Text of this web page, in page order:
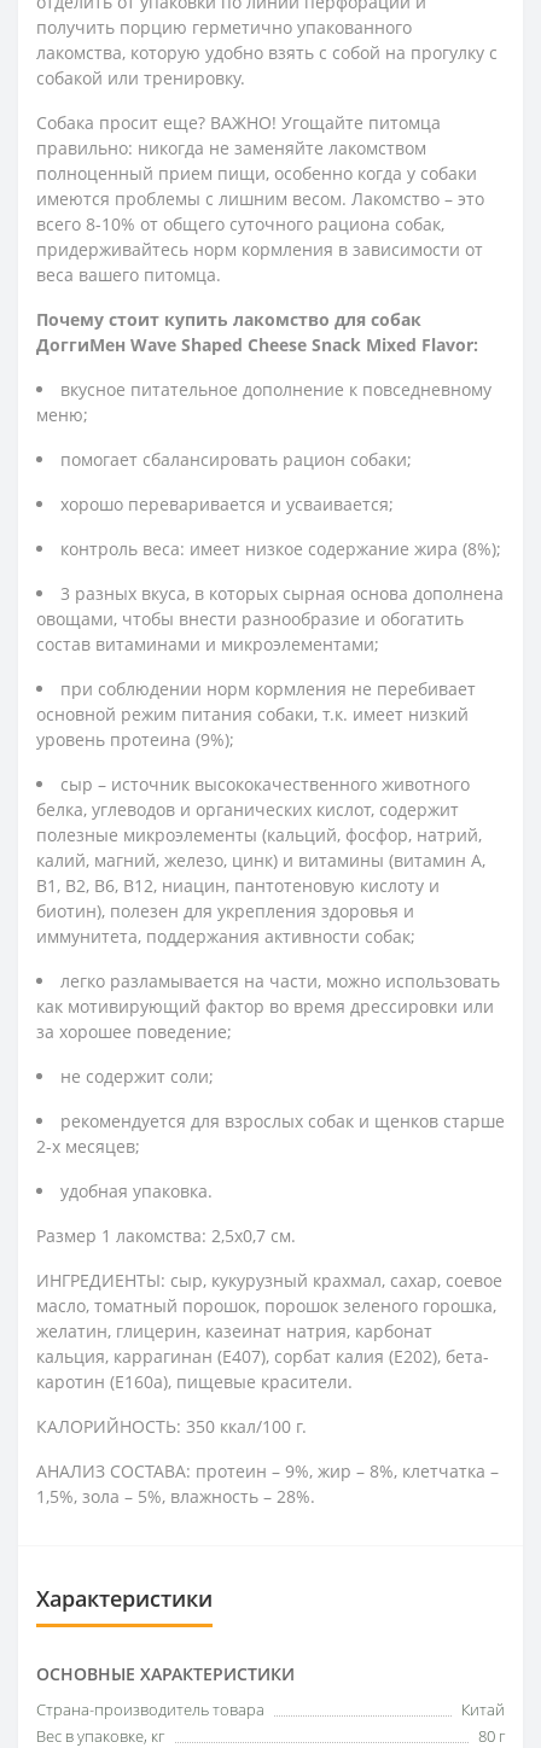
получить порцию герметично упакованного
лакомства, которую удобно взять с собой на прогулку с
собакой или тренировку.
Собака просит еще? ВАЖНО! Угощайте питомца
правильно: никогда не заменяйте лакомством
полноценный прием пищи, особенно когда у собаки
имеются проблемы с лишним весом. Лакомство – это
всего 8-10% от общего суточного рациона собак,
придерживайтесь норм кормления в зависимости от
веса вашего питомца.
Почему стоит купить лакомство для собак
ДоггиМен Wave Shaped Cheese Snack Mixed Flavor:
вкусное питательное дополнение к повседневному
меню;
помогает сбалансировать рацион собаки;
хорошо переваривается и усваивается;
контроль веса: имеет низкое содержание жира (8%);
3 разных вкуса, в которых сырная основа дополнена
овощами, чтобы внести разнообразие и обогатить
состав витаминами и микроэлементами;
при соблюдении норм кормления не перебивает
основной режим питания собаки, т.к. имеет низкий
уровень протеина (9%);
сыр – источник высококачественного животного
белка, углеводов и органических кислот, содержит
полезные микроэлементы (кальций, фосфор, натрий,
калий, магний, железо, цинк) и витамины (витамин А,
В1, В2, В6, В12, ниацин, пантотеновую кислоту и
биотин), полезен для укрепления здоровья и
иммунитета, поддержания активности собак;
легко разламывается на части, можно использовать
как мотивирующий фактор во время дрессировки или
за хорошее поведение;
не содержит соли;
рекомендуется для взрослых собак и щенков старше
2-х месяцев;
удобная упаковка.
Размер 1 лакомства: 2,5х0,7 см.
ИНГРЕДИЕНТЫ: сыр, кукурузный крахмал, сахар, соевое
масло, томатный порошок, порошок зеленого горошка,
желатин, глицерин, казеинат натрия, карбонат
кальция, каррагинан (Е407), сорбат калия (Е202), бета-
каротин (Е160а), пищевые красители.
КАЛОРИЙНОСТЬ: 350 ккал/100 г.
АНАЛИЗ СОСТАВА: протеин – 9%, жир – 8%, клетчатка –
1,5%, зола – 5%, влажность – 28%.
Характеристики
ОСНОВНЫЕ ХАРАКТЕРИСТИКИ
Страна-производитель товара
Китай
Вес в упаковке, кг
80 г